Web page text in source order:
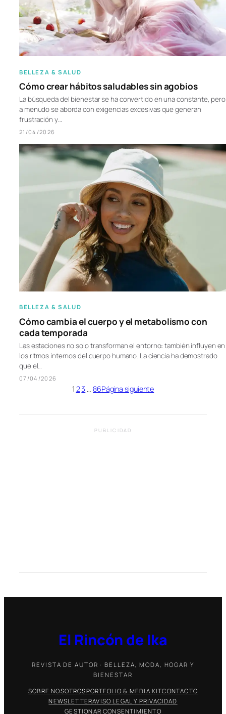
BELLEZA & SALUD
Cómo crear hábitos saludables sin agobios
La búsqueda del bienestar se ha convertido en una constante, pero
a menudo se aborda con exigencias excesivas que generan
frustración y…
21/04/2026
BELLEZA & SALUD
Cómo cambia el cuerpo y el metabolismo con
cada temporada
Las estaciones no solo transforman el entorno: también influyen en
los ritmos internos del cuerpo humano. La ciencia ha demostrado
que el…
07/04/2026
1 23 … 86Página siguiente
PUBLICIDAD
El Rincón de Ika
REVISTA DE AUTOR · BELLEZA, MODA, HOGAR Y
BIENESTAR
SOBRE NOSOTROSPORTFOLIO & MEDIA KITCONTACTO
NEWSLETTERAVISO LEGAL Y PRIVACIDAD
GESTIONAR CONSENTIMIENTO